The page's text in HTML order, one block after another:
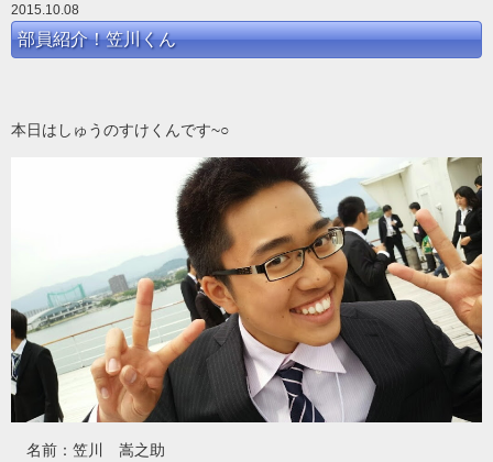
2015.10.08
部員紹介！笠川くん
本日はしゅうのすけくんです~○
名前：笠川 嵩之助